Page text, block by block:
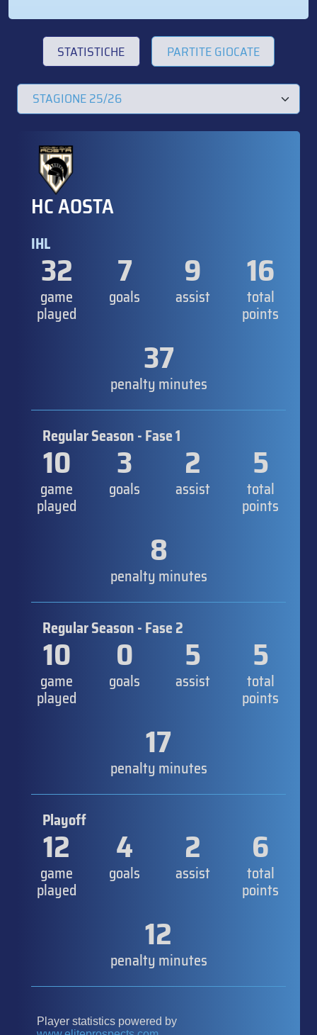
STATISTICHE PARTITE GIOCATE
HC AOSTA
IHL
32
game
played
7
goals
9
assist
16
total
points
37
penalty minutes
Regular Season - Fase 1
10
game
played
3
goals
2
assist
5
total
points
8
penalty minutes
Regular Season - Fase 2
10
game
played
0
goals
5
assist
5
total
points
17
penalty minutes
Playoff
12
game
played
4
goals
2
assist
6
total
points
12
penalty minutes